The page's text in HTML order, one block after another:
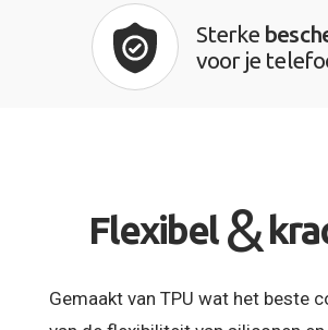
Sterke
voor je
Flexibel &
Gemaakt van TPU wat het beste